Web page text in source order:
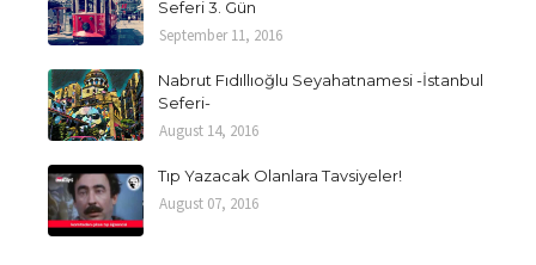
Seferi 3. Gün
September 11, 2016
Nabrut Fıdıllıoğlu Seyahatnamesi -İstanbul
Seferi-
August 14, 2016
Tıp Yazacak Olanlara Tavsiyeler!
August 07, 2016